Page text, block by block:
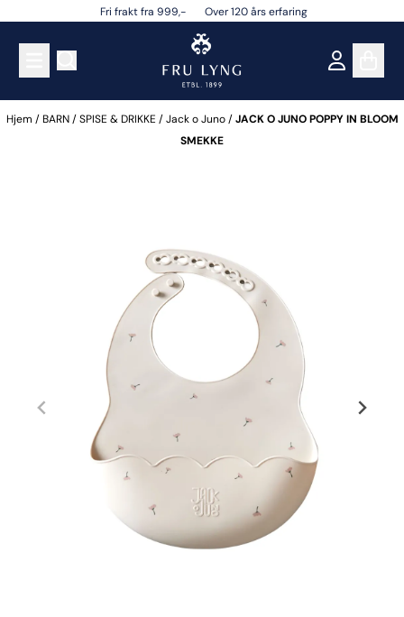
Hopp til innholdFri frakt fra 999,- Over 120 års erfaring
Hjem /BARN/SPISE & DRIKKE /Jack o Juno/JACK O JUNO POPPY IN BLOOM
SMEKKE